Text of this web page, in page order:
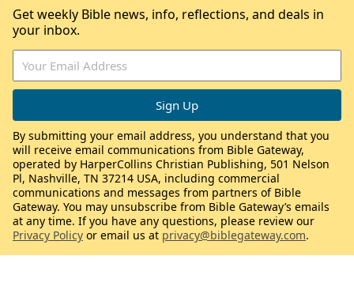
Get weekly Bible news, info, reflections, and deals in
your inbox.
By submitting your email address, you understand that you
will receive email communications from Bible Gateway,
operated by HarperCollins Christian Publishing, 501 Nelson
Pl, Nashville, TN 37214 USA, including commercial
communications and messages from partners of Bible
Gateway. You may unsubscribe from Bible Gateway’s emails
at any time. If you have any questions, please review our
Privacy Policy or email us at privacy@biblegateway.com.